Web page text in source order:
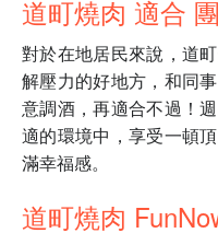
道町燒肉 適合
對於在地居民來說，道
解壓力的好地方，和同
意調酒，再適合不過！
適的環境中，享受一頓
滿幸福感。
道町燒肉